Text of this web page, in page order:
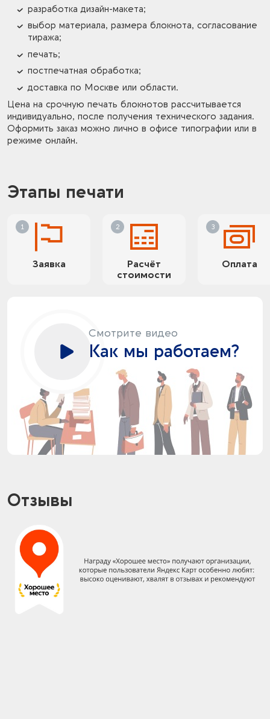
разработка дизайн-макета;
выбор материала, размера блокнота, согласование
тиража;
печать;
постпечатная обработка;
доставка по Москве или области.
Цена на срочную печать блокнотов рассчитывается
индивидуально, после получения технического задания.
Оформить заказ можно лично в офисе типографии или в
режиме онлайн.
Этапы печати
Заявка
Расчёт
стоимости
Оплата
Смотрите видео
Как мы работаем?
Отзывы